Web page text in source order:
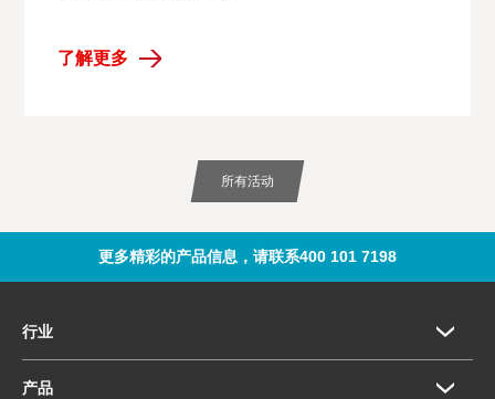
了解更多
所有活动
更多精彩的产品信息，请联系400 101 7198
行业
产品